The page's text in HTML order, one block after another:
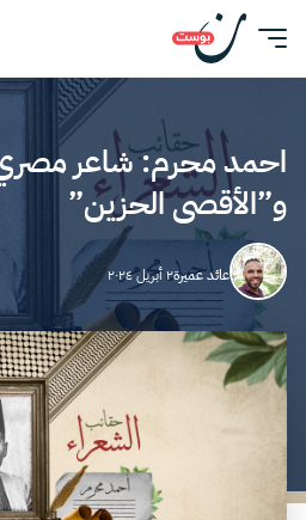
احمد محرم: شاعر
و”الأقصى الحزين”
عائد عميرة٢ أبريل ٢٠٢٤